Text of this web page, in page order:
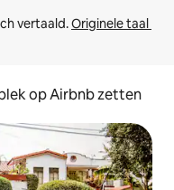
vertaald. Originele taal
op Airbnb zetten